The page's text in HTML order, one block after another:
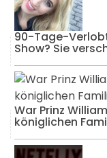
90-Tage-
Show? Sie
War Prinz
königlichen